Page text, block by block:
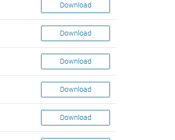
Download
Download
Download
Download
Download